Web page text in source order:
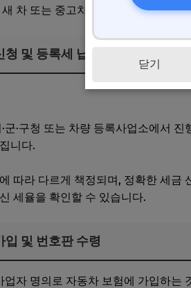
차 또는 중고차 구매 여부에 따라
및 등록세 납부
금 부담 줄이는 간이과세 활용법
군·구청 또는 차량 등록사업소에서
니다.
따라 다르게 책정되며, 정확한 세
세율을 확인할 수 있습니다.
입 및 번호판 수령
업자 명의로 자동차 보험에 가입하는
닫기